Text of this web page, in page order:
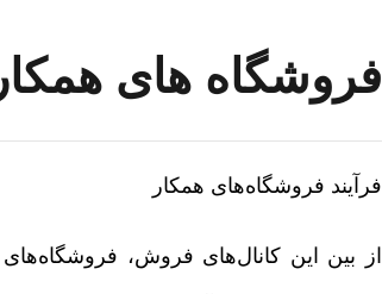
فروشگاه های همکار
فرآیند فروشگاه‌های همکار